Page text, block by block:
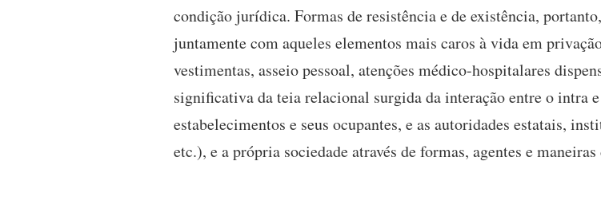
condição jurídica. Formas de resistência e de existência,
juntamente com aqueles elementos mais caros à vida em
vestimentas, asseio pessoal, atenções médico-hospitalares
significativa da teia relacional surgida da interação entre o intra
estabelecimentos e seus ocupantes, e as autoridades estatais,
etc.), e a própria sociedade através de formas, agentes e